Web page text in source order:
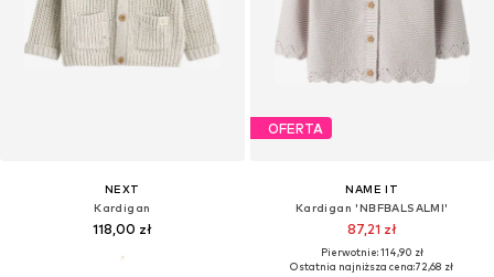
NEXT
Kardigan
118,00 zł
OFERTA
NAME IT
Kardigan 'NBFBALSALMI'
87,21 zł
Pierwotnie: 114,90 zł
Ostatnia najniższa cena:72,68 zł